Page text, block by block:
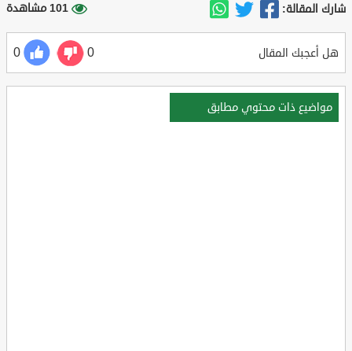
شارك المقالة: 101 مشاهدة
هل أعجبك المقال 0
0
مواضيع ذات محتوي مطابق